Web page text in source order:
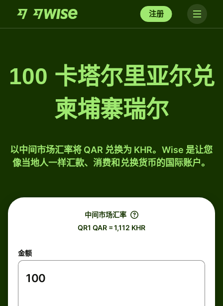
注册
100 卡塔尔里亚尔兑
柬埔寨瑞尔
以中间市场汇率将 QAR 兑换为 KHR。Wise 是让您
像当地人一样汇款、消费和兑换货币的国际账户。
中间市场汇率
QR1 QAR = 1,112 KHR
金额